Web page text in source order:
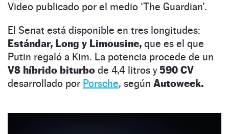
Video publicado por el medio ‘The Guardian’.
El Senat está disponible en tres longitudes:
Estándar, Long y Limousine, que es el que
Putin regaló a Kim. La potencia procede de un
V8 híbrido biturbo de 4,4 litros y590 CV
desarrollado por Porsche, según Autoweek.